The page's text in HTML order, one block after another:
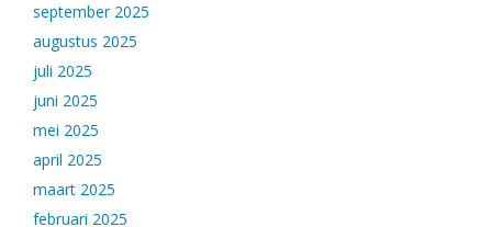
september 2025
augustus 2025
juli 2025
juni 2025
mei 2025
april 2025
maart 2025
februari 2025